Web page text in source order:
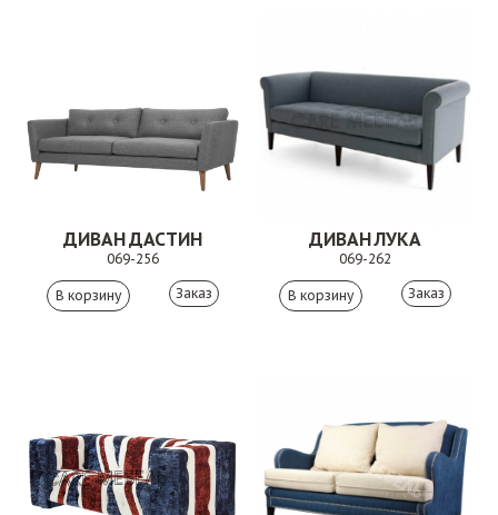
ДИВАН ДАСТИН
069-256
Заказ
ДИВАН ЛУКА
069-262
Заказ